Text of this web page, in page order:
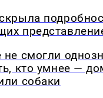
не смогли
кто умнее —
собаки